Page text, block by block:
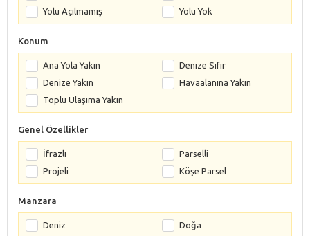
Yolu Açılmamış
Yolu Yok
Konum
Ana Yola Yakın
Denize Sıfır
Denize Yakın
Havaalanına Yakın
Toplu Ulaşıma Yakın
Genel Özellikler
İfrazlı
Parselli
Projeli
Köşe Parsel
Manzara
Deniz
Doğa